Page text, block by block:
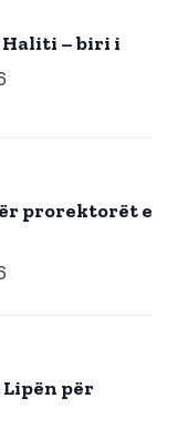
Haliti – biri i
prorektorët e
për